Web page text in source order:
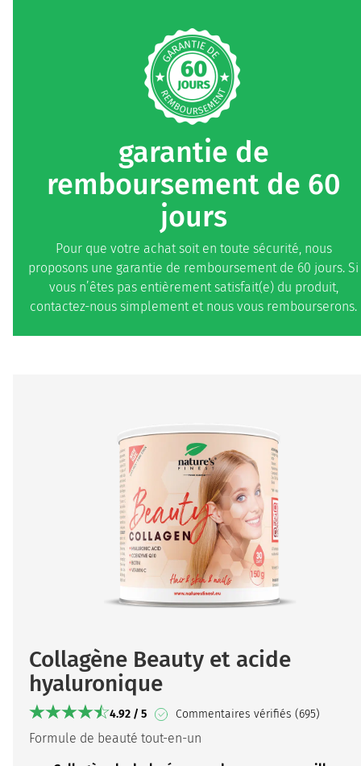
garantie de
remboursement de 60
jours
Pour que votre achat soit en toute sécurité, nous
proposons une garantie de remboursement de 60 jours. Si
vous n’êtes pas entièrement satisfait(e) du produit,
contactez-nous simplement et nous vous rembourserons.
Collagène Beauty et acide
hyaluronique
4.92 / 5 Commentaires vérifiés (695)
Formule de beauté tout-en-un